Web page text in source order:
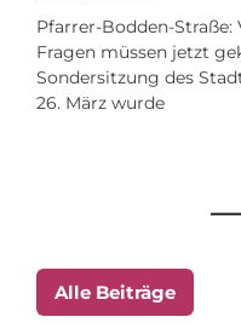
Pfarrer-Bodden-
Fragen müssen jetzt
Sondersitzung des
26. März wurde
Alle Beiträge